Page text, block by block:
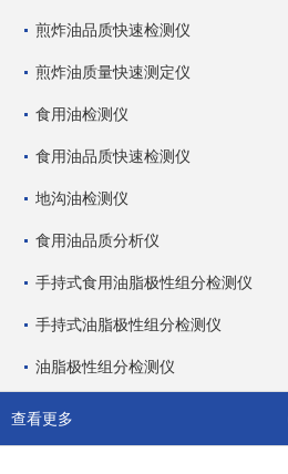
煎炸油品质快速检测仪
煎炸油质量快速测定仪
食用油检测仪
食用油品质快速检测仪
地沟油检测仪
食用油品质分析仪
手持式食用油脂极性组分检测仪
手持式油脂极性组分检测仪
油脂极性组分检测仪
查看更多